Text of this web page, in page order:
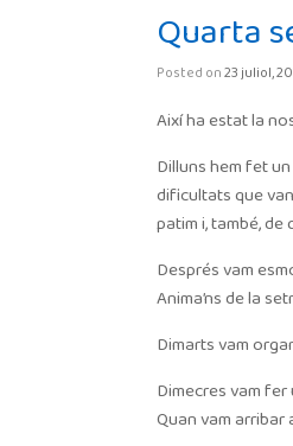
Quarta
Posted on23 juliol,
Així ha estat la
Dilluns hem fet
dificultats que
patim i, també,
Després vam
Anima’ns de la
Dimarts vam
Dimecres vam
Quan vam arribar